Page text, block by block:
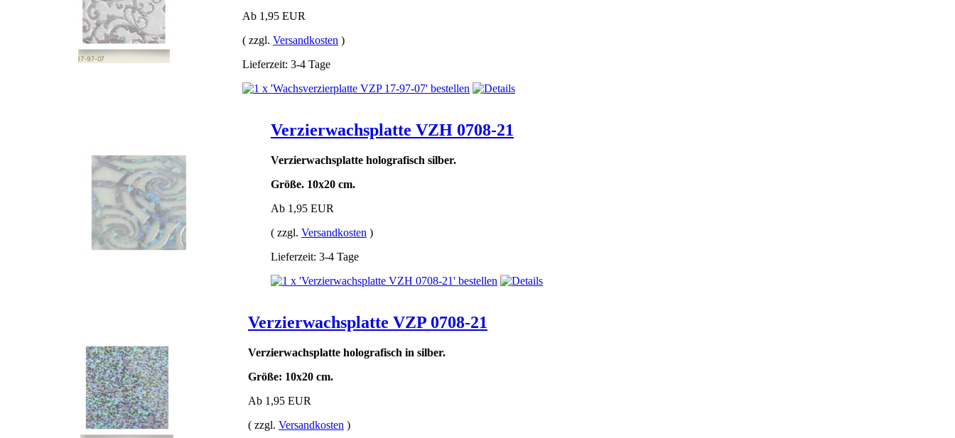
Ab 1,95 EUR
( zzgl. Versandkosten )
Lieferzeit: 3-4 Tage
Verzierwachsplatte VZH 0708-21
Verzierwachsplatte holografisch silber.
Größe. 10x20 cm.
Ab 1,95 EUR
( zzgl. Versandkosten )
Lieferzeit: 3-4 Tage
Verzierwachsplatte VZP 0708-21
Verzierwachsplatte holografisch in silber.
Größe: 10x20 cm.
Ab 1,95 EUR
( zzgl. Versandkosten )